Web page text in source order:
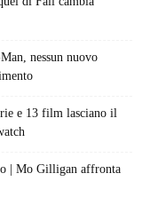
nessun nuovo
e 13 film lasciano il
| Mo Gilligan affronta